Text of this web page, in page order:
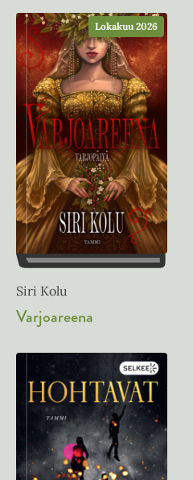
Lokakuu 2026
Siri Kolu
Varjoareena